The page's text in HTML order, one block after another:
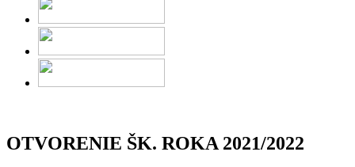
OTVORENIE ŠK. ROKA 2021/2022